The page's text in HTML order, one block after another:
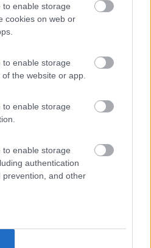
to enable storage
cookies on web or
to enable storage
the website or app.
to enable storage
to enable storage
authentication
and other
spiaggia, su sterrato,